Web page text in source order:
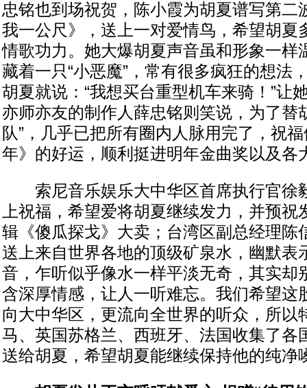
忠铭也到场祝贺，陈小霞为胡夏谱写第二
我一公尺》，送上一对爱情鸟，希望胡夏
情歌功力。她大爆胡夏声音虽和形象一样
藏着一只“小恶魔”，常有很多疯狂的想法
胡夏就说：“我想买台重型机车来骑！”让
亦师亦友的制作人薛忠铭则笑说，为了替
队”，几乎已把所有圈内人脉用完了，祝
年》的好运，顺利挺进明年金曲奖以及各
索尼音乐娱乐大中华区首席执行官徐
上祝福，希望爱将胡夏继续发力，并预祝
辑《傻瓜探戈》大卖；台湾区副总经理陈
送上来自世界各地的顶级矿泉水，幽默表
音，乍听似乎像水一样平淡无奇，其实却
含深厚情感，让人一听难忘。我们希望这
向大中华区，更流向全世界的听众，所以
马、英国苏格兰、西班牙、法国收集了各
送给胡夏，希望胡夏能继续保持他的纯净